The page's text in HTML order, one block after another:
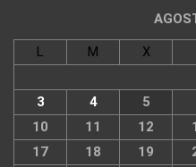
L M X
3
4 5
10
11 12
17
18 19